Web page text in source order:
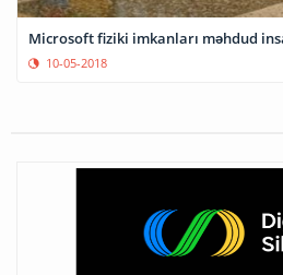
Microsoft fiziki imkanları məhdud
10-05-2018